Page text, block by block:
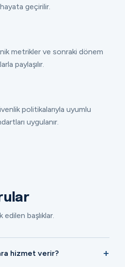
geçirilir.
metrikler ve sonraki dönem
paylaşılır.
politikalarıyla uyumlu
uygulanır.
başlıklar.
hizmet verir?